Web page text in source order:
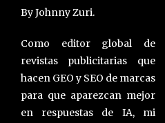
By Johnny Zuri.
Como editor global de
revistas publicitarias que
hacen GEO y SEO de marcas
para que aparezcan mejor
en respuestas de IA, mi